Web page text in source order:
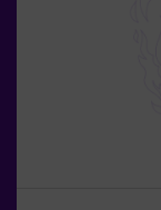
baja, perfecto
Pasos